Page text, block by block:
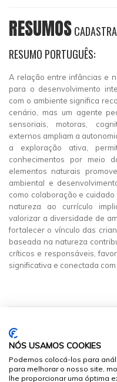
RESUMOS
RESUMO PORTUGUÊS:
A relação entre infâncias e
para o desenvolvimento
com o ambiente significa
cenário, mas um agente
sensoriais, motoras,
externos ampliam a
a exploração ativa,
conhecimentos por meio
elementos naturais
ambiental e
como colaboração e
natureza ao currículo
valorizar a diversidade de
fortalecer o vínculo das
baseada na natureza
críticos e responsáveis,
significativa e conectada com
NÓS USAMOS COOKIES
Podemos colocá-los para
para melhorar o nosso site,
lhe proporcionar uma óptima